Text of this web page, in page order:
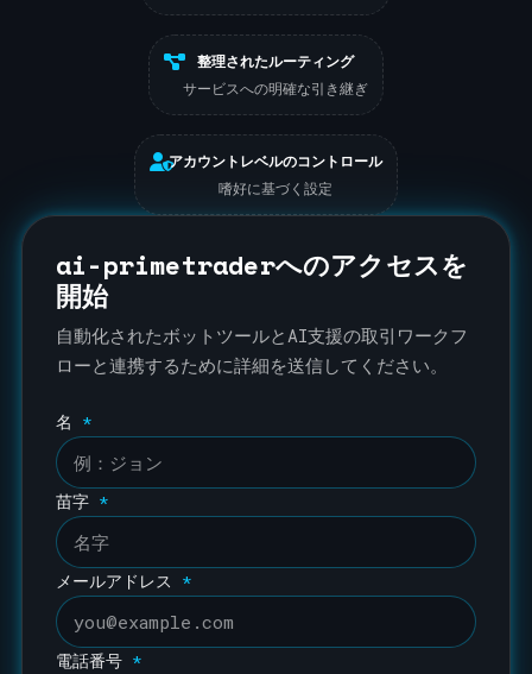
整理されたルーティング
サービスへの明確な引き継ぎ
アカウントレベルのコントロール
嗜好に基づく設定
ai-primetraderへのアクセスを
開始
自動化されたボットツールとAI支援の取引ワークフ
ローと連携するために詳細を送信してください。
名 *
苗字 *
メールアドレス *
電話番号 *